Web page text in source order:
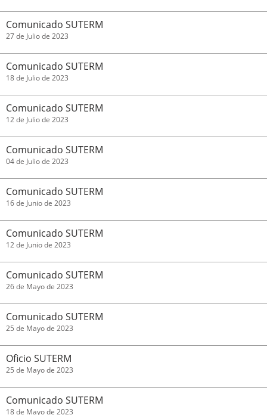
Comunicado SUTERM
27 de Julio de 2023
Comunicado SUTERM
18 de Julio de 2023
Comunicado SUTERM
12 de Julio de 2023
Comunicado SUTERM
04 de Julio de 2023
Comunicado SUTERM
16 de Junio de 2023
Comunicado SUTERM
12 de Junio de 2023
Comunicado SUTERM
26 de Mayo de 2023
Comunicado SUTERM
25 de Mayo de 2023
Oficio SUTERM
25 de Mayo de 2023
Comunicado SUTERM
18 de Mayo de 2023